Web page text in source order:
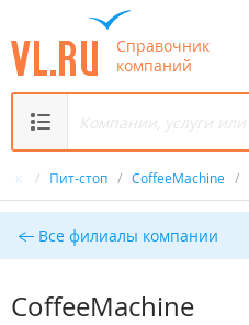
Справочник
компаний
/ Пит-стоп / CoffeeMachine /
Все филиалы компании
CoffeeMachine